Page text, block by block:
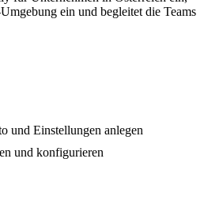
ein und begleitet die Teams
und Einstellungen anlegen
und konfigurieren